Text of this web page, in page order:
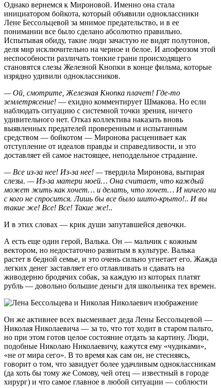
Однако вернемся к Мироновой. Именно она стала
инициатором бойкота, который объявили одноклассники
Лене Бессольцевой за мнимое предательство, и в ее
понимании все было сделано абсолютно правильно.
Испытывая обиду, такие люди зачастую не видят полутонов,
деля мир исключительно на черное и белое. И апофеозом этой
неспособности различать тонкие грани происходящего
становятся слезы Железной Кнопки в конце фильма, которые
изрядно удивили одноклассников.
— Ой, смотрите, Железная Кнопка плачет! Где-то
землетрясение! — ехидно комментирует Шмакова. Но если
наблюдать ситуацию с системной точки зрения, ничего
удивительного нет. Отказ коллектива наказать вновь
выявленных предателей проверенным и испытанным
средством — бойкотом — Миронова расценивает как
отступление от идеалов правды и справедливости, и это
доставляет ей самое настоящее, неподдельное страдание.
— Все из-за нее! Из-за нее! —твердила Миронова, вытирая
слезы. — Из-за матери моей… Она считает, что каждый
может жить как хочет… и делать, что хочет… И ничего ни
с кого не спросится. Лишь бы все было шито-крыто!.. И вы
такие же! Все! Все! Такие же!..
И в этих словах — крик души запутавшейся девочки.
А есть еще один герой, Валька. Он — мальчик с кожным
вектором, но недостаточно развитым в культуре. Валька
растет в бедной семье, и это очень сильно угнетает его. Жажда
легких денег заставляет его отлавливать и сдавать на
живодерню бродячих собак, за каждую из которых платят
рубль — довольно большие деньги для школьника тех времен.
Он же активнее всех высмеивает деда Лены Бессольцевой —
Николая Николаевича — за то, что тот ходит в старом пальто,
но при этом готов целое состояние отдать за картину. Люди,
подобные Николаю Николаевичу, кажутся ему «чудиками»,
«не от мира сего». В то время как сам он, не стесняясь,
говорит о том, что завидует более удачливым одноклассникам
(да хоть бы тому же Сомову, чей отец — известный в городе
хирург) и что самое главное в любой ситуации — соблюсти